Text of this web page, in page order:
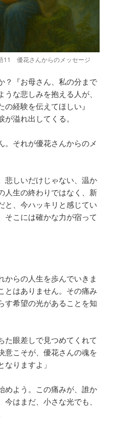
11 優花さんからのメッセージ
？『お母さん、私の分まで
な悲しみを抱える人が、
経験を伝えてほしい』
溢れ出してくる。
。それが優花さんからのメ
悲しいだけじゃない、温か
人生の終わりではなく、新
と、今ハッキリと感じてい
そこには確かな力が宿って
からの人生を歩んでいきま
とはありません。その痛み
す希望の光があることを知
た眼差しで見つめてくれて
意こそが、優花さんの魂を
りますよ」
めよう。この痛みが、誰か
はまだ、小さな光でも、